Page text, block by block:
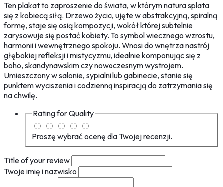
Ten plakat to zaproszenie do świata, w którym natura splata
się z kobiecą siłą. Drzewo życia, ujęte w abstrakcyjną, spiralną
formę, staje się osią kompozycji, wokół której subtelnie
zarysowuje się postać kobiety. To symbol wiecznego wzrostu,
harmonii i wewnętrznego spokoju. Wnosi do wnętrza nastrój
głębokiej refleksji i mistycyzmu, idealnie komponując się z
boho, skandynawskim czy nowoczesnym wystrojem.
Umieszczony w salonie, sypialni lub gabinecie, stanie się
punktem wyciszenia i codzienną inspiracją do zatrzymania się
na chwilę.
Rating forQuality
Proszę wybrać ocenę dla Twojej recenzji.
Title of your review
Twoje imię i nazwisko